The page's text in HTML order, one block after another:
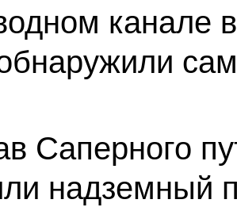
канале
Саперного
надземный